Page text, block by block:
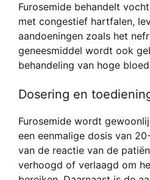
Furosemide behandelt
met congestief hartfalen,
aandoeningen zoals het
geneesmiddel wordt ook
behandeling van hoge
Dosering en
Furosemide wordt
een eenmalige dosis van
van de reactie van de
verhoogd of verlaagd om